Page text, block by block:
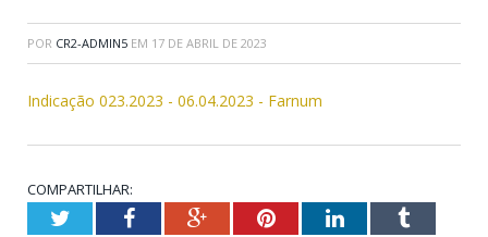
POR CR2-ADMIN5 EM 17 DE ABRIL DE 2023
Indicação 023.2023 - 06.04.2023 - Farnum
COMPARTILHAR:
TwitterFacebookGoogle+PinterestLinkedInTumblr